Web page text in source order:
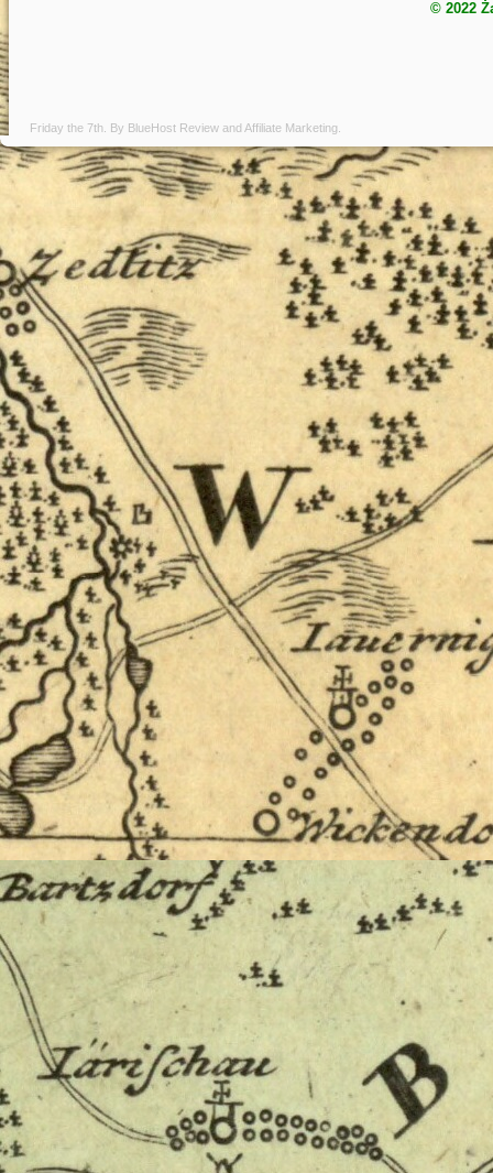
© 2022
Friday the 7th. By BlueHost Review andAffiliate Marketing